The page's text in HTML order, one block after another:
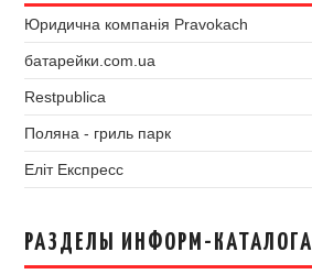
Юридична компанія Pravokach
батарейки.com.ua
Restpublica
Поляна - гриль парк
Еліт Експресс
РАЗДЕЛЫ ИНФОРМ-КАТАЛОГА